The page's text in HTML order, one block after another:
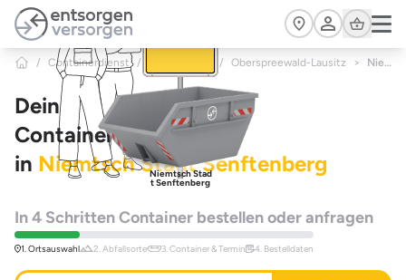
Zum Hauptinhalt springen
Cart
/ Containerdienst / / Oberspreewald-Lausitz > Niemtsch Stadt Senftenberg
Dein
Containerdienst
in Niemtsch Stadt Senftenberg
Niemtsch Stad
t Senftenberg
In 4 Schritten Container bestellen oder anfragen
1. Ortsauswahl 2. Abfallsorte 3. Container & Termin 4. Bestelldaten